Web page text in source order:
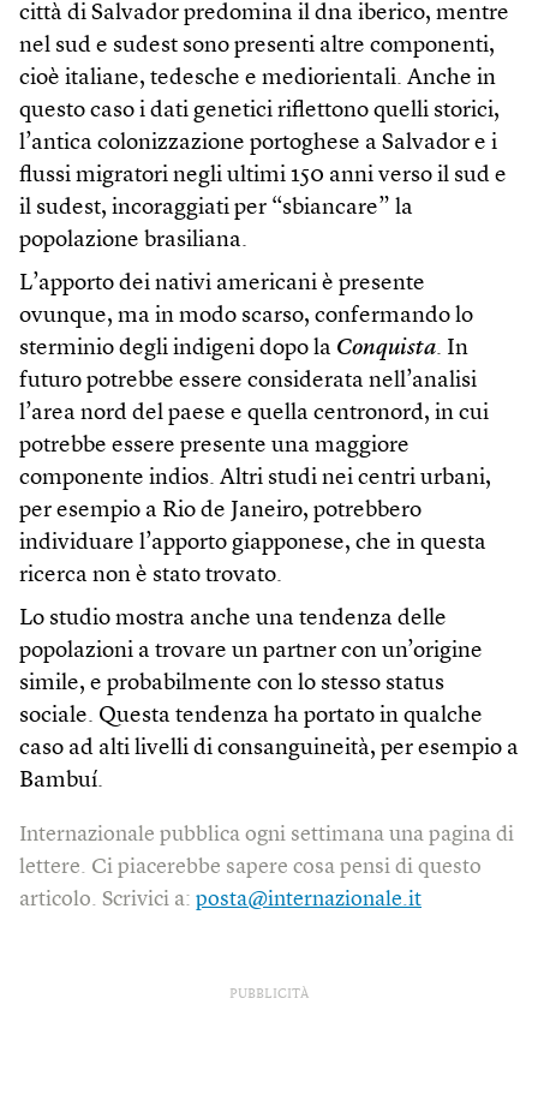
città di Salvador predomina il dna iberico, mentre
nel sud e sudest sono presenti altre componenti,
cioè italiane, tedesche e mediorientali. Anche in
questo caso i dati genetici riflettono quelli storici,
l’antica colonizzazione portoghese a Salvador e i
flussi migratori negli ultimi 150 anni verso il sud e
il sudest, incoraggiati per “sbiancare” la
popolazione brasiliana.
L’apporto dei nativi americani è presente
ovunque, ma in modo scarso, confermando lo
sterminio degli indigeni dopo la Conquista. In
futuro potrebbe essere considerata nell’analisi
l’area nord del paese e quella centronord, in cui
potrebbe essere presente una maggiore
componente indios. Altri studi nei centri urbani,
per esempio a Rio de Janeiro, potrebbero
individuare l’apporto giapponese, che in questa
ricerca non è stato trovato.
Lo studio mostra anche una tendenza delle
popolazioni a trovare un partner con un’origine
simile, e probabilmente con lo stesso status
sociale. Questa tendenza ha portato in qualche
caso ad alti livelli di consanguineità, per esempio a
Bambuí.
Internazionale pubblica ogni settimana una pagina di
lettere. Ci piacerebbe sapere cosa pensi di questo
articolo. Scrivici a: posta@internazionale.it
PUBBLICITÀ